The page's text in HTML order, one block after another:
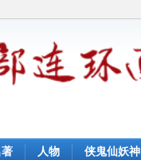
著 人物 侠鬼仙妖神